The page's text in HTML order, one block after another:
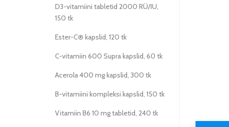
D3-vitamiini tabletid 2000 RÜ/IU,
150 tk
Ester-C® kapslid, 120 tk
C-vitamiin 600 Supra kapslid, 60 tk
Acerola 400 mg kapslid, 300 tk
B-vitamiini kompleksi kapslid, 150 tk
Vitamiin B6 10 mg tabletid, 240 tk